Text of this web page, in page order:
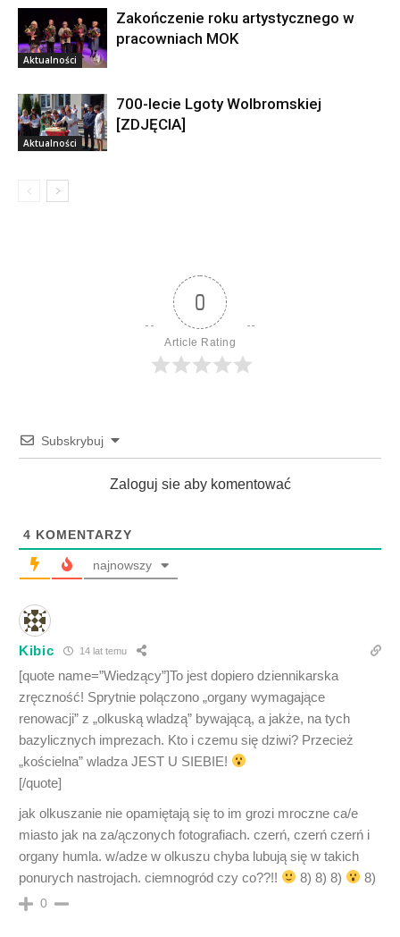
Aktualności
Zakończenie roku artystycznego w
pracowniach MOK
Aktualności
700-lecie Lgoty Wolbromskiej
[ZDJĘCIA]
0
Article Rating
Subskrybuj
Zaloguj sie aby komentować
4 KOMENTARZY
najnowszy
Kibic 14 lat temu
[quote name=”Wiedzący”]To jest dopiero dziennikarska
zręczność! Sprytnie polączono „organy wymagające
renowacji” z „olkuską wladzą” bywającą, a jakże, na tych
bazylicznych imprezach. Kto i czemu się dziwi? Przecież
„kościelna” wladza JEST U SIEBIE!
[/quote]
jak olkuszanie nie opamiętają się to im grozi mroczne ca/e
miasto jak na za/ączonych fotografiach. czerń, czerń czerń i
organy humla. w/adze w olkuszu chyba lubują się w takich
ponurych nastrojach. ciemnogród czy co??!!
8) 8) 8) 8)
0